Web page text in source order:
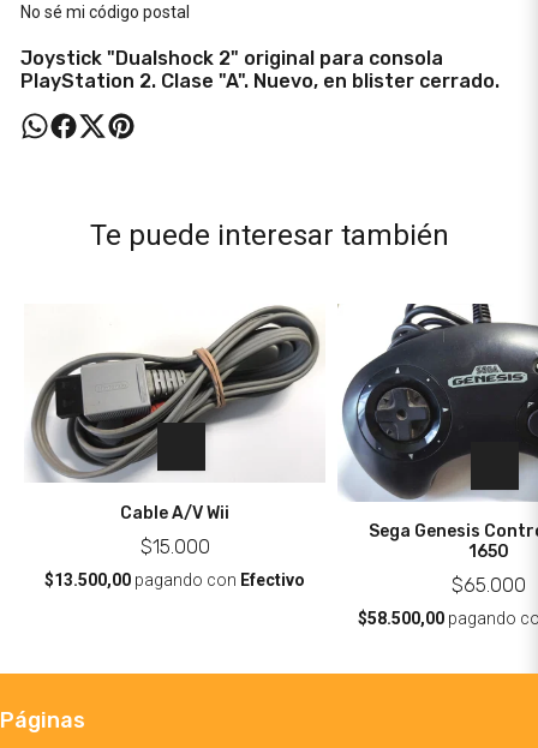
No sé mi código postal
Joystick "Dualshock 2" original para consola
PlayStation 2. Clase "A". Nuevo, en blister cerrado.
Te puede interesar también
Cable A/V Wii
$15.000
$13.500,00 pagando con Efectivo
Sega Genesis
1650
$65.000
$58.500,00 pagando
Páginas